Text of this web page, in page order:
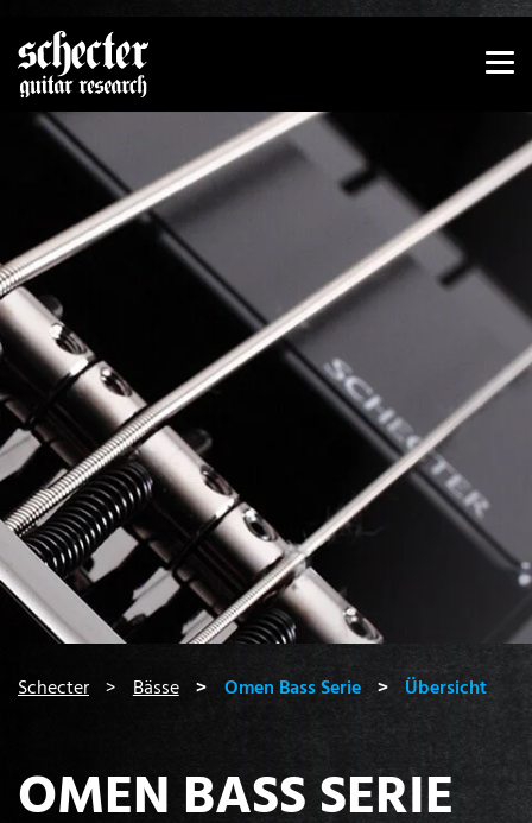
Zeige besser passende Version dieser Seite
Diese Meldung nicht mehr anzeigen
Schecter Bässe Omen Bass Serie Übersicht
OMEN BASS SERIE